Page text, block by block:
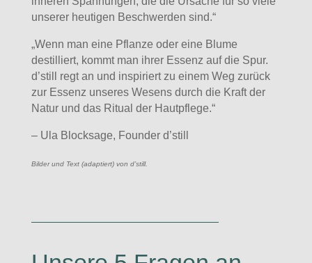
unserer heutigen Beschwerden sind.“
„Wenn man eine Pflanze oder eine Blume
destilliert, kommt man ihrer Essenz auf die Spur.
d’still regt an und inspiriert zu einem Weg zurück
zur Essenz unseres Wesens durch die Kraft der
Natur und das Ritual der Hautpflege.“
– Ula Blocksage, Founder d’still
Bilder und Text (adaptiert) von d’still.